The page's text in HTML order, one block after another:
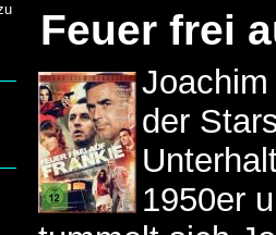
Feuer frei
der
1950er